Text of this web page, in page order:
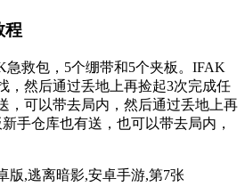
程
急救包，5个绷带和5个夹板。IFAK
，然后通过丢地上再捡起3次完成任
，可以带去局内，然后通过丢地上再
手仓库也有送，也可以带去局内，